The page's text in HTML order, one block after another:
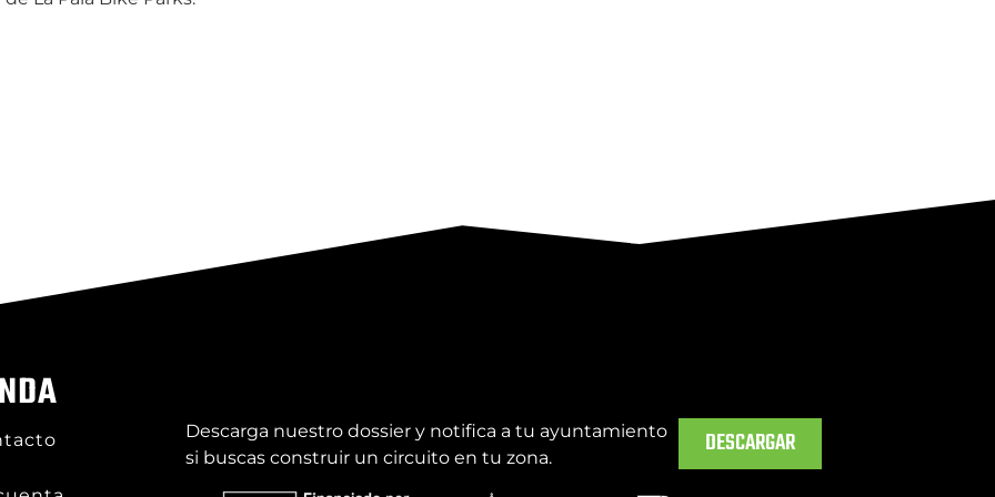
Descarga nuestro dossier y notifica a tu ayuntamiento
si buscas construir un circuito en tu zona.
DESCARGAR